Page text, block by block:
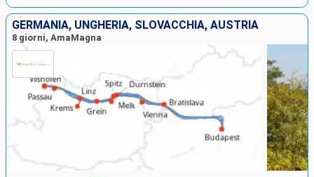
GERMANIA, UNGHERIA, SLOVACCHIA, AUSTRIA
8 giorni, AmaMagna